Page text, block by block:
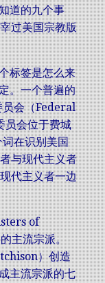
道的九个事
过美国宗教版
标签是怎么来
。一个普遍的
员会（Federal
员会位于费城
在识别美国
与现代主义者
代主义者一边
of
主流宗派。
）创造
主流宗派的七